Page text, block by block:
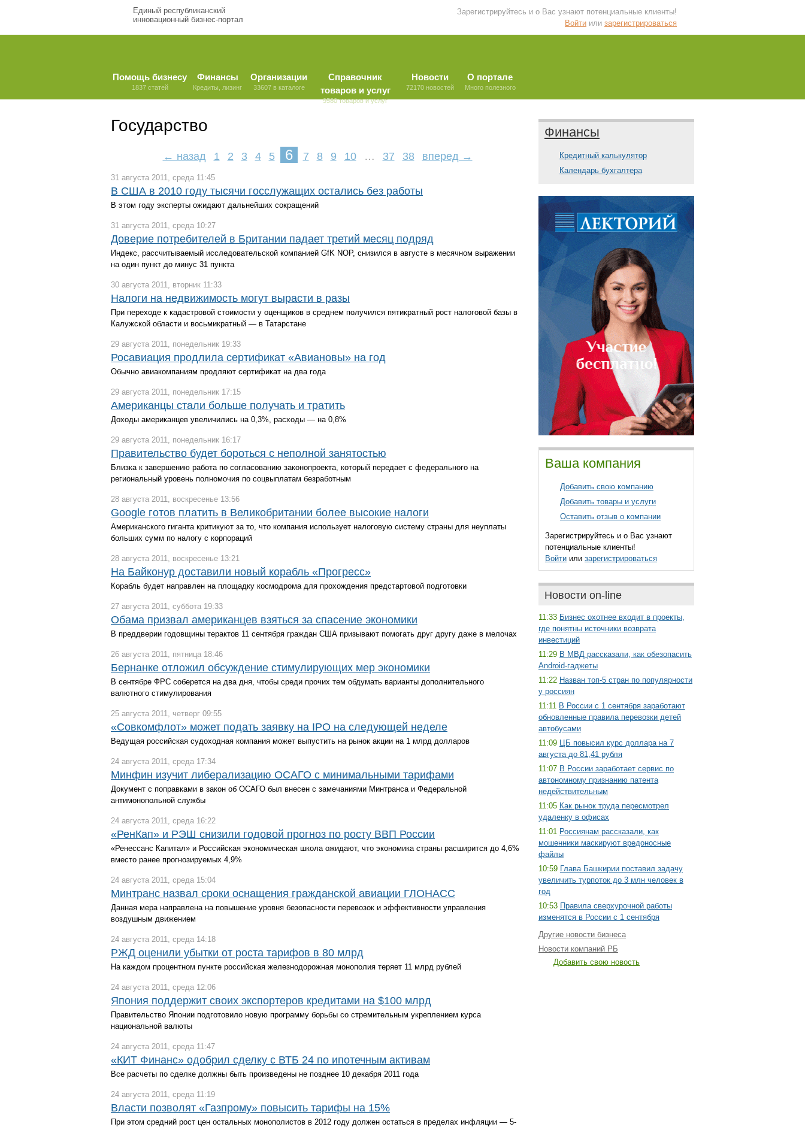
Единый республиканский
инновационный бизнес-портал
Зарегистрируйтесь и о Вас узнают потенциальные клиенты!
Войти или зарегистрироваться
Помощь бизнесу
1837 статей
Финансы
Кредиты, лизинг
Организации
33607 в каталоге
Справочник
товаров и услуг
9580 товаров и услуг
Новости
72170 новостей
О портале
Много полезного
Государство
← назад 1 2 3 4 5 6 7 8 9 10 … 37 38 вперед →
31 августа 2011, среда 11:45
В США в 2010 году тысячи госслужащих остались без работы
В этом году эксперты ожидают дальнейших сокращений
31 августа 2011, среда 10:27
Доверие потребителей в Британии падает третий месяц подряд
Индекс, рассчитываемый исследовательской компанией GfK NOP, снизился в августе в месячном выражении
на один пункт до минус 31 пункта
30 августа 2011, вторник 11:33
Налоги на недвижимость могут вырасти в разы
При переходе к кадастровой стоимости у оценщиков в среднем получился пятикратный рост налоговой базы в
Калужской области и восьмикратный — в Татарстане
29 августа 2011, понедельник 19:33
Росавиация продлила сертификат «Авиановы» на год
Обычно авиакомпаниям продляют сертификат на два года
29 августа 2011, понедельник 17:15
Американцы стали больше получать и тратить
Доходы американцев увеличились на 0,3%, расходы — на 0,8%
29 августа 2011, понедельник 16:17
Правительство будет бороться с неполной занятостью
Близка к завершению работа по согласованию законопроекта, который передает с федерального на
региональный уровень полномочия по соцвыплатам безработным
28 августа 2011, воскресенье 13:56
Google готов платить в Великобритании более высокие налоги
Американского гиганта критикуют за то, что компания использует налоговую систему страны для неуплаты
больших сумм по налогу с корпораций
28 августа 2011, воскресенье 13:21
На Байконур доставили новый корабль «Прогресс»
Корабль будет направлен на площадку космодрома для прохождения предстартовой подготовки
27 августа 2011, суббота 19:33
Обама призвал американцев взяться за спасение экономики
В преддверии годовщины терактов 11 сентября граждан США призывают помогать друг другу даже в мелочах
26 августа 2011, пятница 18:46
Бернанке отложил обсуждение стимулирующих мер экономики
В сентябре ФРС соберется на два дня, чтобы среди прочих тем обдумать варианты дополнительного
валютного стимулирования
25 августа 2011, четверг 09:55
«Совкомфлот» может подать заявку на IPO на следующей неделе
Ведущая российская судоходная компания может выпустить на рынок акции на 1 млрд долларов
24 августа 2011, среда 17:34
Минфин изучит либерализацию ОСАГО с минимальными тарифами
Документ с поправками в закон об ОСАГО был внесен с замечаниями Минтранса и Федеральной
антимонопольной службы
24 августа 2011, среда 16:22
«РенКап» и РЭШ снизили годовой прогноз по росту ВВП России
«Ренессанс Капитал» и Российская экономическая школа ожидают, что экономика страны расширится до 4,6%
вместо ранее прогнозируемых 4,9%
24 августа 2011, среда 15:04
Минтранс назвал сроки оснащения гражданской авиации ГЛОНАСС
Данная мера направлена на повышение уровня безопасности перевозок и эффективности управления
воздушным движением
24 августа 2011, среда 14:18
РЖД оценили убытки от роста тарифов в 80 млрд
На каждом процентном пункте российская железнодорожная монополия теряет 11 млрд рублей
24 августа 2011, среда 12:06
Япония поддержит своих экспортеров кредитами на $100 млрд
Правительство Японии подготовило новую программу борьбы со стремительным укреплением курса
национальной валюты
24 августа 2011, среда 11:47
«КИТ Финанс» одобрил сделку с ВТБ 24 по ипотечным активам
Все расчеты по сделке должны быть произведены не позднее 10 декабря 2011 года
24 августа 2011, среда 11:19
Власти позволят «Газпрому» повысить тарифы на 15%
При этом средний рост цен остальных монополистов в 2012 году должен остаться в пределах инфляции — 5-
Финансы
Кредитный калькулятор
Календарь бухгалтера
Ваша компания
Добавить свою компанию
Добавить товары и услуги
Оставить отзыв о компании
Зарегистрируйтесь и о Вас узнают
потенциальные клиенты!
Войти или зарегистрироваться
Новости on-line
11:33 Бизнес охотнее входит в проекты,
где понятны источники возврата
инвестиций
11:29 В МВД рассказали, как обезопасить
Android-гаджеты
11:22 Назван топ-5 стран по популярности
у россиян
11:11 В России с 1 сентября заработают
обновленные правила перевозки детей
автобусами
11:09 ЦБ повысил курс доллара на 7
августа до 81,41 рубля
11:07 В России заработает сервис по
автономному признанию патента
недействительным
11:05 Как рынок труда пересмотрел
удаленку в офисах
11:01 Россиянам рассказали, как
мошенники маскируют вредоносные
файлы
10:59 Глава Башкирии поставил задачу
увеличить турпоток до 3 млн человек в
год
10:53 Правила сверхурочной работы
изменятся в России с 1 сентября
Другие новости бизнеса
Новости компаний РБ
Добавить свою новость